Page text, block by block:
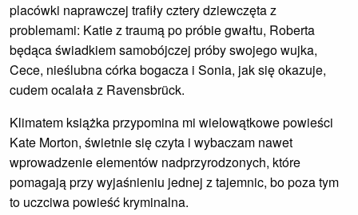
placówki naprawczej trafiły cztery dziewczęta z
problemami: Katie z traumą po próbie gwałtu, Roberta
będąca świadkiem samobójczej próby swojego wujka,
Cece, nieślubna córka bogacza i Sonia, jak się okazuje,
cudem ocalała z Ravensbrück.
Klimatem książka przypomina mi wielowątkowe powieści
Kate Morton, świetnie się czyta i wybaczam nawet
wprowadzenie elementów nadprzyrodzonych, które
pomagają przy wyjaśnieniu jednej z tajemnic, bo poza tym
to uczciwa powieść kryminalna.